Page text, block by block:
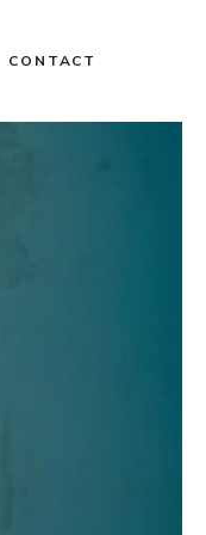
CONTACT